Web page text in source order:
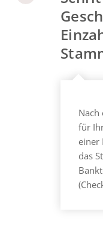
für
einer
das